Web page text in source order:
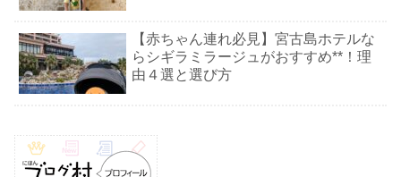
【赤ちゃん連れ必見】宮古島ホテルな
らシギラミラージュがおすすめ**！理
由４選と選び方